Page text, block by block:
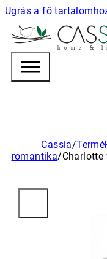
Ugrás a fő
h
Cassia/
romantika/